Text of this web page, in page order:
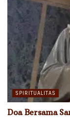
SPIRITUALITAS
Doa Bersama